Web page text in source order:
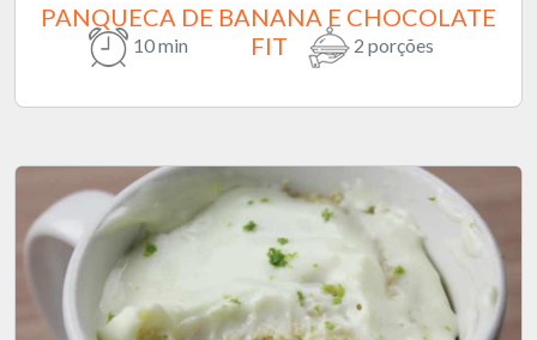
PANQUECA DE BANANA E CHOCOLATE
FIT
10 min 2 porções